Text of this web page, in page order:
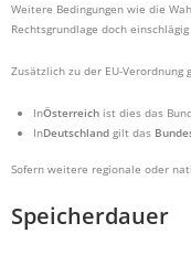
Weitere Bedingungen wie die
Rechtsgrundlage doch
Zusätzlich zu der EU-
InÖsterreich ist dies das
InDeutschland gilt das
Sofern weitere regionale oder
Speicherdauer